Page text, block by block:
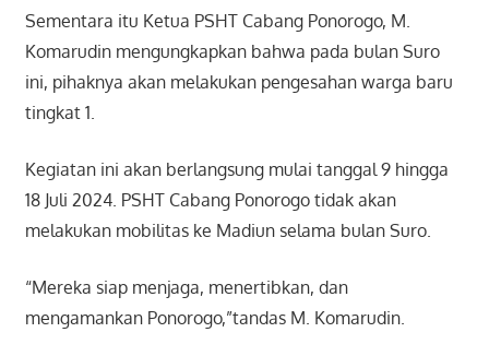
Sementara itu Ketua PSHT Cabang Ponorogo, M.
Komarudin mengungkapkan bahwa pada bulan Suro
ini, pihaknya akan melakukan pengesahan warga baru
tingkat 1.
Kegiatan ini akan berlangsung mulai tanggal 9 hingga
18 Juli 2024. PSHT Cabang Ponorogo tidak akan
melakukan mobilitas ke Madiun selama bulan Suro.
“Mereka siap menjaga, menertibkan, dan
mengamankan Ponorogo,”tandas M. Komarudin.